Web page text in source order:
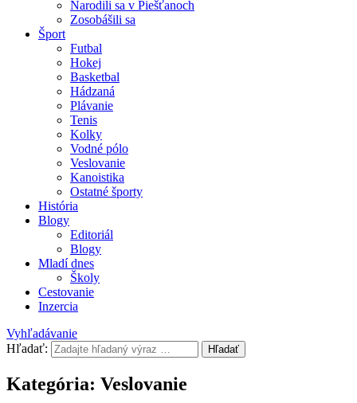
Narodili sa v Piešťanoch
Zosobášili sa
Šport
Futbal
Hokej
Basketbal
Hádzaná
Plávanie
Tenis
Kolky
Vodné pólo
Veslovanie
Kanoistika
Ostatné športy
História
Blogy
Editoriál
Blogy
Mladí dnes
Školy
Cestovanie
Inzercia
Vyhľadávanie
Hľadať:
Hľadať
Kategória: Veslovanie